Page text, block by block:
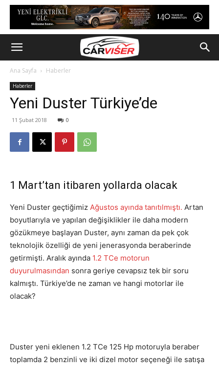
Ana Sayfa Haberler
Haberler
Yeni Duster Türkiye’de
11 Şubat 2018 0
1 Mart’tan itibaren yollarda olacak
Yeni Duster geçtiğimiz Ağustos ayında tanıtılmıştı. Artan
boyutlarıyla ve yapılan değişiklikler ile daha modern
gözükmeye başlayan Duster, aynı zaman da pek çok
teknolojik özelliği de yeni jenerasyonda beraberinde
getirmişti. Aralık ayında 1.2 TCe motorun
duyurulmasından sonra geriye cevapsız tek bir soru
kalmıştı. Türkiye’de ne zaman ve hangi motorlar ile
olacak?
Duster yeni eklenen 1.2 TCe 125 Hp motoruyla beraber
toplamda 2 benzinli ve iki dizel motor seçeneği ile satışa